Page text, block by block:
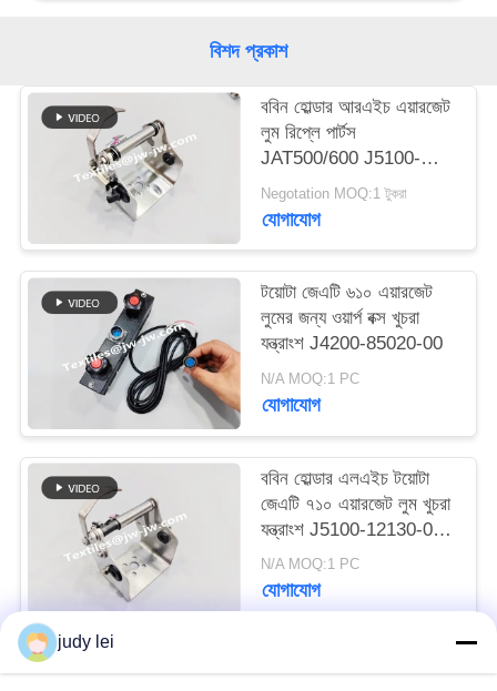
জন্য
আবেদন
PRIVACY
POLICY
বিশদ প্রকাশ
ববিন হোল্ডার আরএইচ এয়ারজেট
লুম রিপ্লে পার্টস
JAT500/600 J5100-
02130-00
Negotation MOQ:1 টুকরা
যোগাযোগ
টয়োটা জেএটি ৬১০ এয়ারজেট
লুমের জন্য ওয়ার্প বক্স খুচরা
যন্ত্রাংশ J4200-85020-00
N/A MOQ:1 PC
যোগাযোগ
ববিন হোল্ডার এলএইচ টয়োটা
জেএটি ৭১০ এয়ারজেট লুম খুচরা
যন্ত্রাংশ J5100-12130-0A
J5100-12130-0C
N/A MOQ:1 PC
যোগাযোগ
judy lei